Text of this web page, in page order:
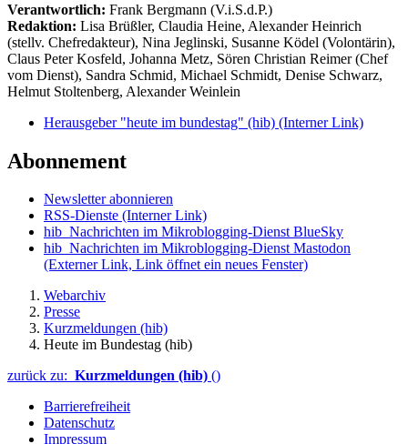
Verantwortlich: Frank Bergmann (V.i.S.d.P.)
Redaktion: Lisa Brüßler, Claudia Heine, Alexander Heinrich
(stellv. Chefredakteur), Nina Jeglinski, Susanne Ködel (Volontärin),
Claus Peter Kosfeld, Johanna Metz, Sören Christian Reimer (Chef
vom Dienst), Sandra Schmid, Michael Schmidt, Denise Schwarz,
Helmut Stoltenberg, Alexander Weinlein
Herausgeber "heute im bundestag" (hib) (Interner Link)
Abonnement
Newsletter abonnieren
RSS-Dienste (Interner Link)
hib_Nachrichten im Mikroblogging-Dienst BlueSky
hib_Nachrichten im Mikroblogging-Dienst Mastodon
(Externer Link, Link öffnet ein neues Fenster)
Webarchiv
Presse
Kurzmeldungen (hib)
Heute im Bundestag (hib)
zurück zu: Kurzmeldungen (hib) ()
Barrierefreiheit
Datenschutz
Impressum